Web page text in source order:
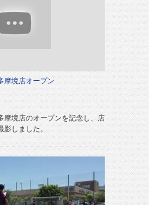
摩境店オープン
摩境店のオープンを記念し、店
影しました。